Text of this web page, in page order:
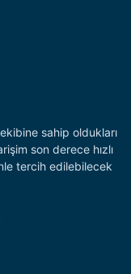
sahip oldukları
son derece hızlı
tercih edilebilecek